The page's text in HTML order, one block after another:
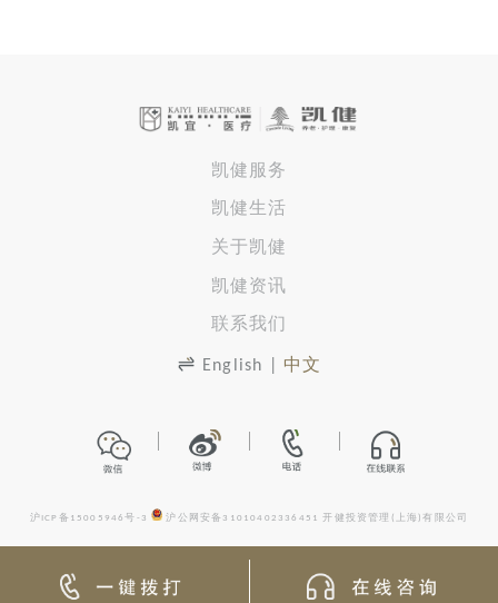
沪ICP备15005946号-3 沪公网安备31010402336451 开健投资管理(上海)有限公司
凯健服务
凯健生活
关于凯健
凯健资讯
联系我们
English 中文